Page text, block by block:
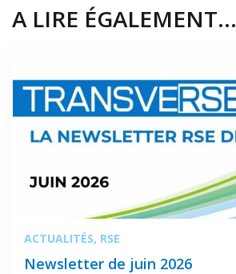
A LIRE ÉGALEMENT...
ACTUALITÉS RSE
Newsletter de juin 2026